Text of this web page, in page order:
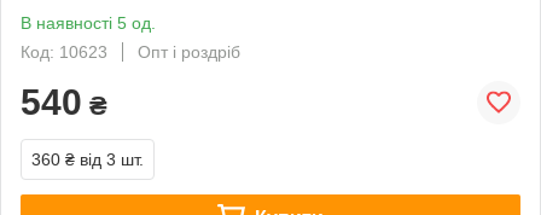
В наявності 5 од.
Код: 10623
Опт і роздріб
540 ₴
360 ₴ від 3 шт.